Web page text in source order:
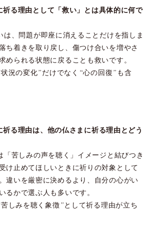
る理由として「救い」とは具体的に何で
は、問題が即座に消えることだけを指しま
ち着きを取り戻し、傷つけ合いを増やさ
められる状態に戻ることも救いです。
況の変化”だけでなく“心の回復”も含
る理由は、他の仏さまに祈る理由とどう
「苦しみの声を聴く」イメージと結びつき
け止めてほしいときに祈りの対象として
違いを厳密に決めるより、自分の心がい
るかで選ぶ人も多いです。
しみを聴く象徴”として祈る理由が立ち